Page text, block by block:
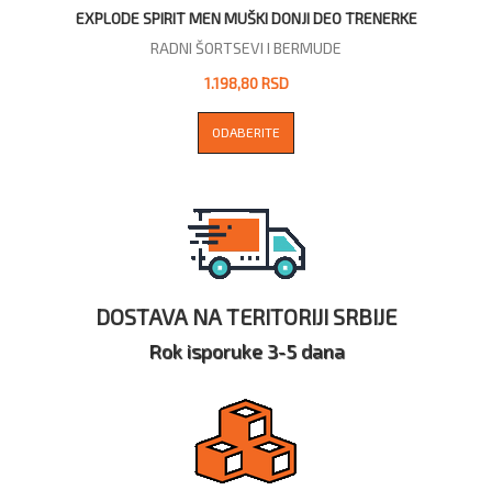
EXPLODE SPIRIT MEN MUŠKI DONJI DEO TRENERKE
RADNI ŠORTSEVI I BERMUDE
1.198,80 RSD
ODABERITE
DOSTAVA NA TERITORIJI SRBIJE
Rok isporuke 3-5 dana